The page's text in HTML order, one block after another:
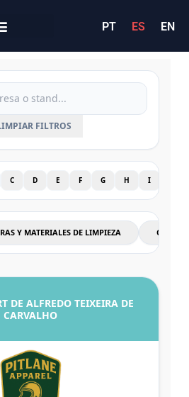
PT ES EN